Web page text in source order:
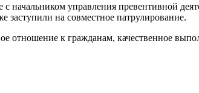
начальником управления превентивной
на совместное патрулирование.
к гражданам, качественное